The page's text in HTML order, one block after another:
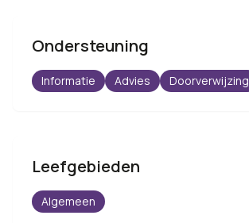
Ondersteuning
Informatie Advies Doorverwijzing
Leefgebieden
Algemeen